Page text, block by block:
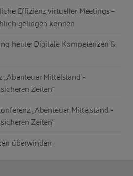
Effizienz virtueller Meetings –
gelingen können
heute: Digitale Kompetenzen &
Mittelstand -
Zeiten“
„Abenteuer Mittelstand –
Zeiten“
überwinden